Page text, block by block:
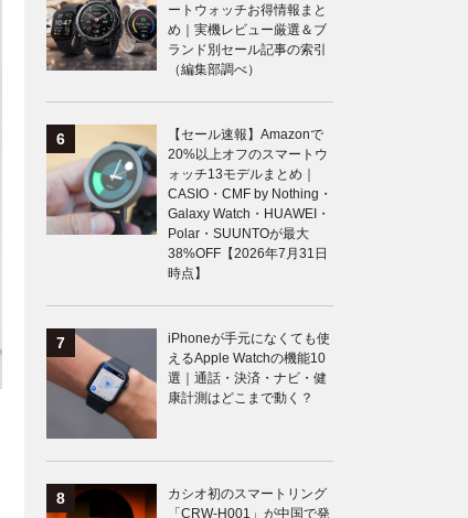
ートウォッチお得情報まと
め｜実機レビュー厳選＆ブ
ランド別セール記事の索引
（編集部調べ）
【セール速報】Amazonで
20%以上オフのスマートウ
ォッチ13モデルまとめ｜
CASIO・CMF by Nothing・
Galaxy Watch・HUAWEI・
Polar・SUUNTOが最大
38%OFF【2026年7月31日
時点】
iPhoneが手元になくても使
えるApple Watchの機能10
選｜通話・決済・ナビ・健
康計測はどこまで動く？
カシオ初のスマートリング
「CRW-H001」が中国で発